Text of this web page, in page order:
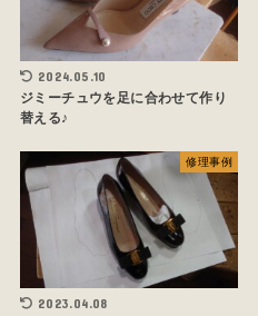
2024.05.10
ジミーチュウを足に合わせて作り
替える♪
修理事例
2023.04.08